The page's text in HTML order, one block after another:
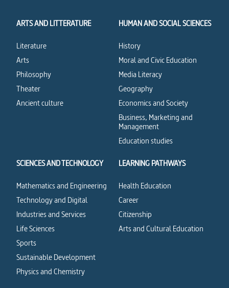
ARTS AND LITTERATURE
Literature
Arts
Philosophy
Theater
Ancient culture
HUMAN AND SOCIAL SCIENCES
History
Moral and Civic Education
Media Literacy
Geography
Economics and Society
Business, Marketing and
Management
Education studies
SCIENCES AND TECHNOLOGY
Mathematics and Engineering
Technology and Digital
Industries and Services
Life Sciences
Sports
Sustainable Development
Physics and Chemistry
LEARNING PATHWAYS
Health Education
Career
Citizenship
Arts and Cultural Education